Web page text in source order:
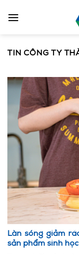
qua
TIN CÔNG TY
Làn sóng giảm
sản phẩm sinh